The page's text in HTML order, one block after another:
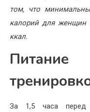
том, что
калорий для женщин
ккал.
За 1,5 часа перед